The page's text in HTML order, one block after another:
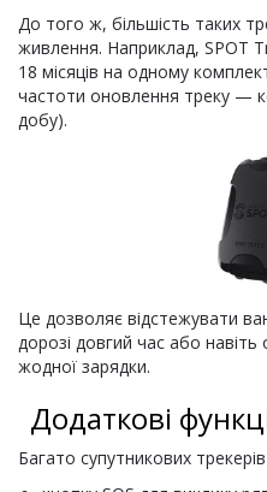
До того ж, більшість таких
живлення. Наприклад, SPOT
18 місяців на одному
частоти оновлення треку —
добу).
Це дозволяє відстежувати
дорозі довгий час або
жодної зарядки.
Додаткові
Багато супутникових